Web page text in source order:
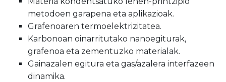
metodoen garapena eta aplikazioak.
Grafenoaren termoelektrizitatea.
Karbonoan oinarritutako nanoegiturak,
grafenoa eta zementuzko materialak.
Gainazalen egitura eta gas/azalera interfazeen
dinamika.